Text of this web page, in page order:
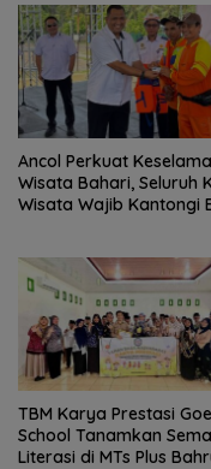
Ancol Perkuat
Wisata Bahari, Seluruh
Wisata Wajib Kantongi
TBM Karya Prestasi
School Tanamkan
Literasi di MTs Plus